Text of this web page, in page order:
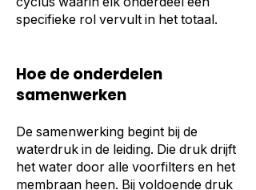
specifieke rol vervult in het totaal.
Hoe de onderdelen
samenwerken
De samenwerking begint bij de
waterdruk in de leiding. Die druk drijft
het water door alle voorfilters en het
membraan heen. Bij voldoende druk